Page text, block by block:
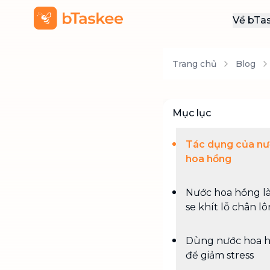
Về
Trang chủ Blog
Mục lục
Tác dụng của
hoa hồng
Nước hoa hồng
se khít lỗ chân
Dùng nước hoa
để giảm stress